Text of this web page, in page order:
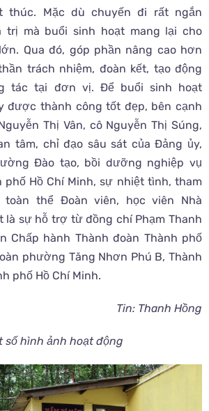
thúc. Mặc dù chuyến đi rất ngắn
trị mà buổi sinh hoạt mang lại cho
Qua đó, góp phần nâng cao hơn
trách nhiệm, đoàn kết, tạo động
tác tại đơn vị. Để buổi sinh hoạt
được thành công tốt đẹp, bên cạnh
Thị Vân, cô Nguyễn Thị Súng,
tâm, chỉ đạo sâu sát của Đảng ủy,
Đào tạo, bồi dưỡng nghiệp vụ
phố Hồ Chí Minh, sự nhiệt tình, tham
thể Đoàn viên, học viên Nhà
sự hỗ trợ từ đồng chí Phạm Thanh
Chấp hành Thành đoàn Thành phố
phường Tăng Nhơn Phú B, Thành
phố Hồ Chí Minh.
Tin: Thanh Hồng
số hình ảnh hoạt động